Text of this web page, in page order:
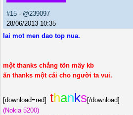
#15 - @239097
28/06/2013 10:35
lai mot men dao top nua.
một thanks chẳng tốn mấy kb
ấn thanks một cái cho người ta vui.
[download=red] thanks [/download]
(Nokia 5200)